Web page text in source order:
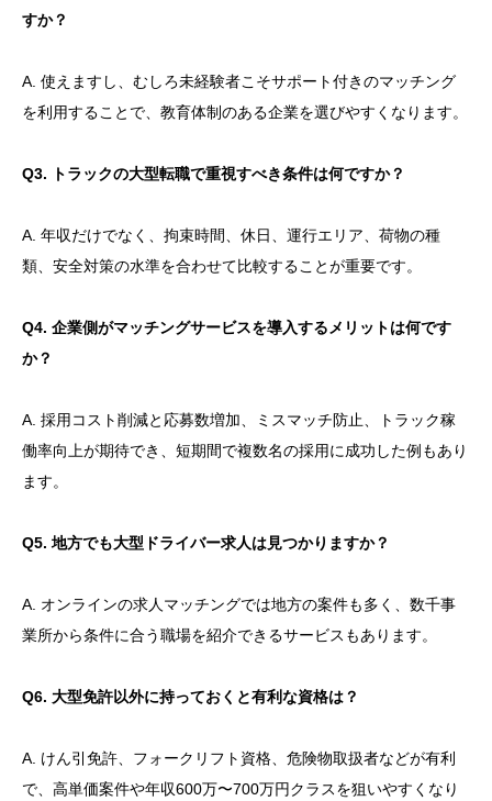
すか？
A. 使えますし、むしろ未経験者こそサポート付きのマッチング
を利用することで、教育体制のある企業を選びやすくなります。
Q3. トラックの大型転職で重視すべき条件は何ですか？
A. 年収だけでなく、拘束時間、休日、運行エリア、荷物の種
類、安全対策の水準を合わせて比較することが重要です。
Q4. 企業側がマッチングサービスを導入するメリットは何です
か？
A. 採用コスト削減と応募数増加、ミスマッチ防止、トラック稼
働率向上が期待でき、短期間で複数名の採用に成功した例もあり
ます。
Q5. 地方でも大型ドライバー求人は見つかりますか？
A. オンラインの求人マッチングでは地方の案件も多く、数千事
業所から条件に合う職場を紹介できるサービスもあります。
Q6. 大型免許以外に持っておくと有利な資格は？
A. けん引免許、フォークリフト資格、危険物取扱者などが有利
で、高単価案件や年収600万〜700万円クラスを狙いやすくなり